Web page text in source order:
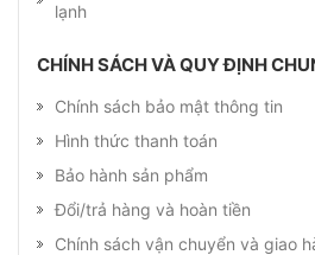
lạnh
CHÍNH SÁCH VÀ QUY ĐỊNH
Chính sách bảo mật thông tin
Hình thức thanh toán
Bảo hành sản phẩm
Đổi/trả hàng và hoàn tiền
Chính sách vận chuyển và giao